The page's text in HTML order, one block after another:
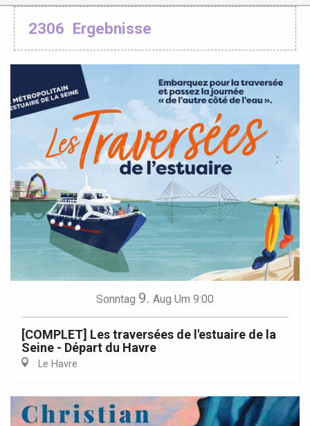
2306 Ergebnisse
Sonntag 9. Aug Um 9:00
[COMPLET] Les traversées de l'estuaire de la
Seine - Départ du Havre
Le Havre